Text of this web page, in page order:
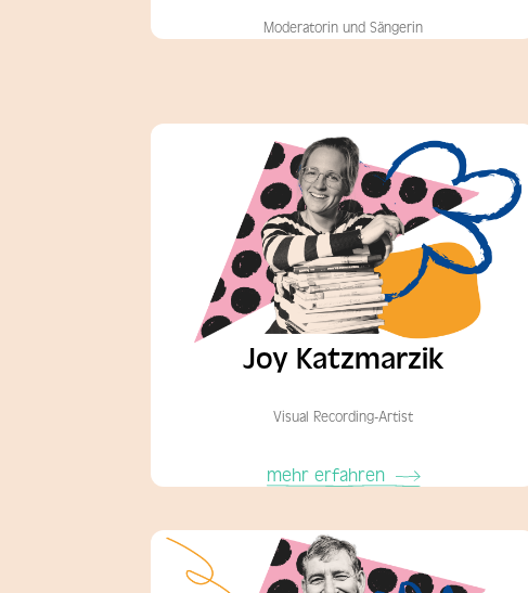
Moderatorin und Sängerin
Joy Katzmarzik
Visual Recording-Artist
mehr erfahren